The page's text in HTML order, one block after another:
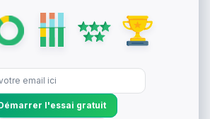
l'essai gratuit